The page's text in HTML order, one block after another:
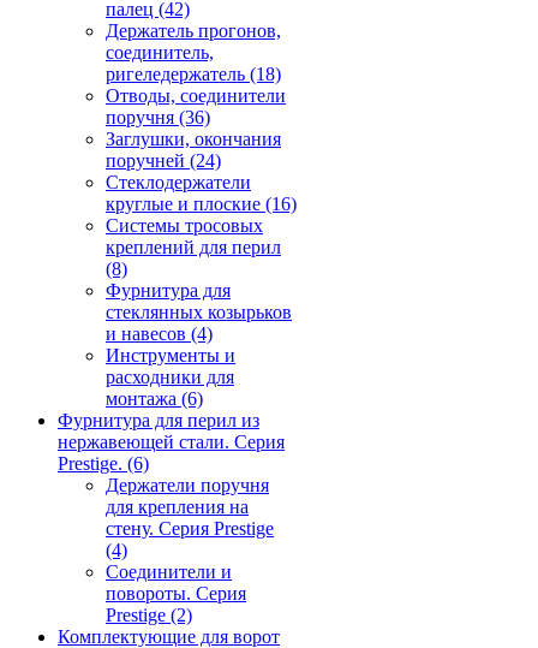
палец (42)
Держатель прогонов,
соединитель,
ригеледержатель (18)
Отводы, соединители
поручня (36)
Заглушки, окончания
поручней (24)
Стеклодержатели
круглые и плоские (16)
Системы тросовых
креплений для перил
(8)
Фурнитура для
стеклянных козырьков
и навесов (4)
Инструменты и
расходники для
монтажа (6)
Фурнитура для перил из
нержавеющей стали. Серия
Prestige. (6)
Держатели поручня
для крепления на
стену. Серия Prestige
(4)
Соединители и
повороты. Серия
Prestige (2)
Комплектующие для ворот